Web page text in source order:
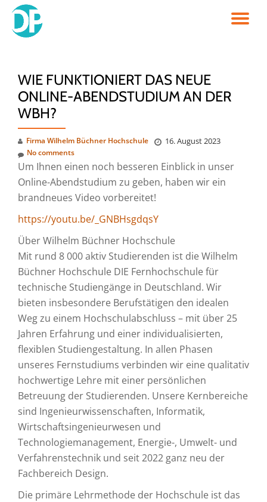
Skip
WIE FUNKTIONIERT DAS NEUE
ONLINE-ABENDSTUDIUM AN DER
WBH?
Firma Wilhelm Büchner Hochschule 16. August 2023
No comments
Um Ihnen einen noch besseren Einblick in unser
Online-Abendstudium zu geben, haben wir ein
brandneues Video vorbereitet!
https://youtu.be/_GNBHsgdqsY
Über Wilhelm Büchner Hochschule
Mit rund 8 000 aktiv Studierenden ist die Wilhelm
Büchner Hochschule DIE Fernhochschule für
technische Studiengänge in Deutschland. Wir
bieten insbesondere Berufstätigen den idealen
Weg zu einem Hochschulabschluss – mit über 25
Jahren Erfahrung und einer individualisierten,
flexiblen Studiengestaltung. In allen Phasen
unseres Fernstudiums verbinden wir eine qualitativ
hochwertige Lehre mit einer persönlichen
Betreuung der Studierenden. Unsere Kernbereiche
sind Ingenieurwissenschaften, Informatik,
Wirtschaftsingenieurwesen und
Technologiemanagement, Energie-, Umwelt- und
Verfahrenstechnik und seit 2022 ganz neu der
Fachbereich Design.
Die primäre Lehrmethode der Hochschule ist das